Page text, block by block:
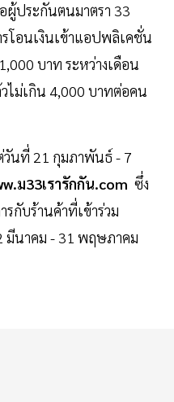
ผู้ประกันตนมาตรา 33
โอนเงินเข้าแอปพลิเคชั่น
บาท ระหว่างเดือน
ไม่เกิน 4,000 บาทต่อคน
วันที่ 21 กุมภาพันธ์ - 7
ม33เรารักกัน.com ซึ่ง
กับร้านค้าที่เข้าร่วม
มีนาคม - 31 พฤษภาคม